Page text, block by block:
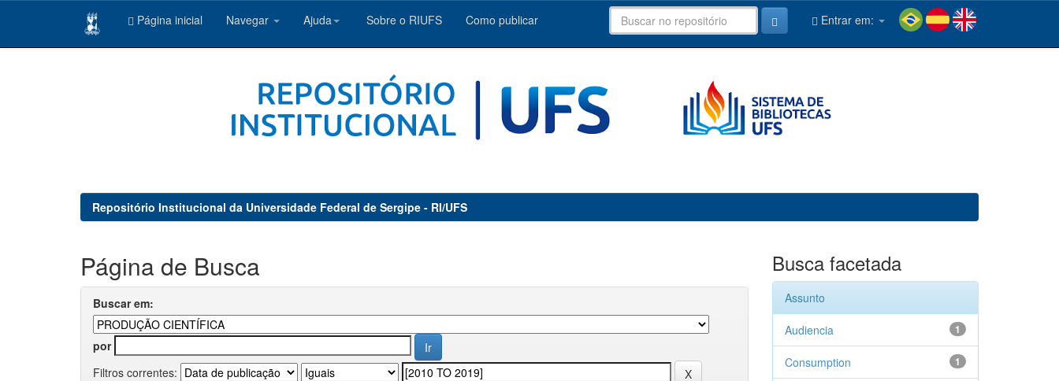
Página inicial Navegar Ajuda Sobre o RIUFS Como publicar Entrar em:
Repositório Institucional da Universidade Federal de Sergipe - RI/UFS
Página de Busca
Buscar em:
por
Filtros correntes:
Busca facetada
Assunto
1
Audiencia
1
Consumption